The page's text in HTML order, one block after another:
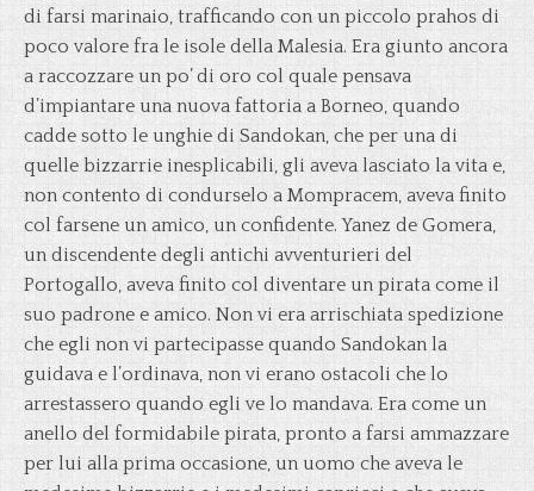
di farsi marinaio, trafficando con un piccolo prahos di
poco valore fra le isole della Malesia. Era giunto ancora
a raccozzare un po’ di oro col quale pensava
d’impiantare una nuova fattoria a Borneo, quando
cadde sotto le unghie di Sandokan, che per una di
quelle bizzarrie inesplicabili, gli aveva lasciato la vita e,
non contento di condurselo a Mompracem, aveva finito
col farsene un amico, un confidente. Yanez de Gomera,
un discendente degli antichi avventurieri del
Portogallo, aveva finito col diventare un pirata come il
suo padrone e amico. Non vi era arrischiata spedizione
che egli non vi partecipasse quando Sandokan la
guidava e l’ordinava, non vi erano ostacoli che lo
arrestassero quando egli ve lo mandava. Era come un
anello del formidabile pirata, pronto a farsi ammazzare
per lui alla prima occasione, un uomo che aveva le